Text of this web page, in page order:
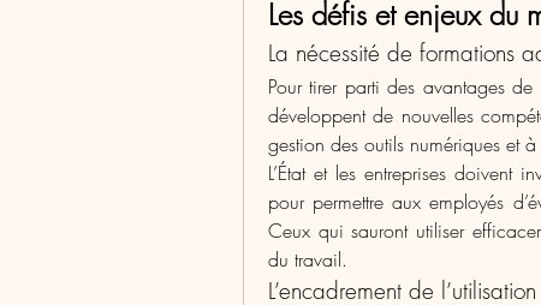
Les défis et enjeux du
La nécessité de formations
Pour tirer parti des avantages de
développent de nouvelles
gestion des outils numériques et
L’État et les entreprises doivent
pour permettre aux employés
Ceux qui sauront utiliser
du travail.
L’encadrement de